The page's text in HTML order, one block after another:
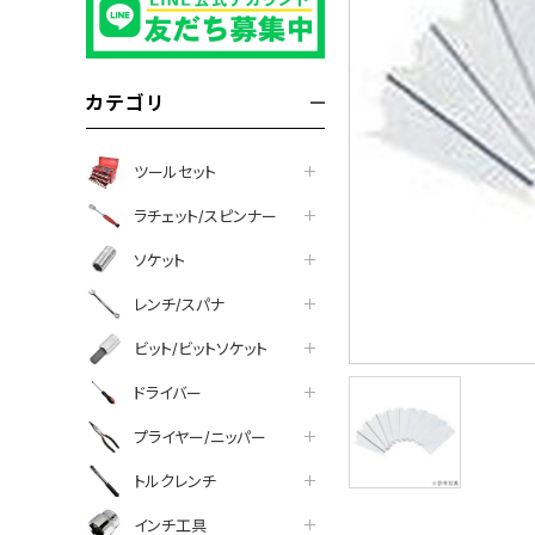
カテゴリ
ツールセット
ラチェット/スピンナー
ソケット
レンチ/スパナ
ビット/ビットソケット
ドライバー
プライヤー/ニッパー
トルクレンチ
インチ工具